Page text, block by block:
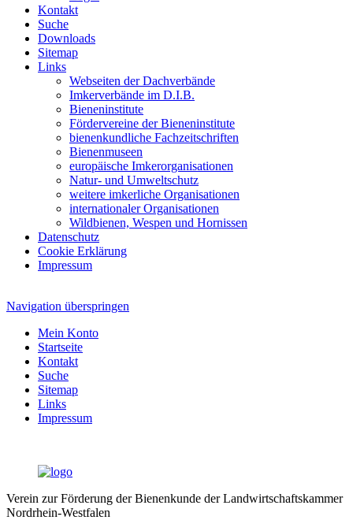
Kontakt
Suche
Downloads
Sitemap
Links
Webseiten der Dachverbände
Imkerverbände im D.I.B.
Bieneninstitute
Fördervereine der Bieneninstitute
bienenkundliche Fachzeitschriften
Bienenmuseen
europäische Imkerorganisationen
Natur- und Umweltschutz
weitere imkerliche Organisationen
internationaler Organisationen
Wildbienen, Wespen und Hornissen
Datenschutz
Cookie Erklärung
Impressum
Navigation überspringen
Mein Konto
Startseite
Kontakt
Suche
Sitemap
Links
Impressum
Verein zur Förderung der Bienenkunde der Landwirtschaftskammer
Nordrhein-Westfalen